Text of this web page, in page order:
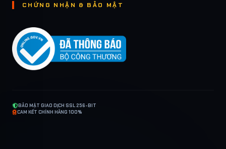
CHỨNG NHẬN & BẢO MẬT
BẢO MẬT GIAO DỊCH SSL 256-BIT
CAM KẾT CHÍNH HÃNG 100%